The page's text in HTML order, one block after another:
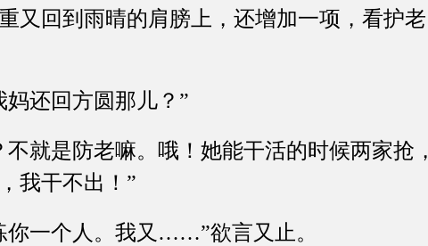
又回到雨晴的肩膀上，还增加一项，看护老
还回方圆那儿？”
是防老嘛。哦！她能干活的时候两家抢，
我干不出！”
一个人。我又……”欲言又止。